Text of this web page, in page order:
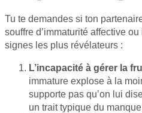
Tu te demandes si ton
souffre d’immaturité affective
signes les plus révélateurs :
L’incapacité à gérer la
immature explose à la
supporte pas qu’on lui
un trait typique du